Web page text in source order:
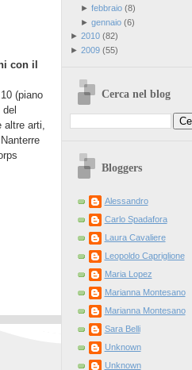
con il
(piano
del
arti,
► febbraio(8)
► gennaio(6)
► 2010(82)
► 2009(55)
Cerca nel blog
Bloggers
Alessandro
Carlo Spadafora
Laura Cavaliere
Leopoldo Capriglione
Maria Lopez
Marianna Montesano
Marianna Montesano
Sara Belli
Unknown
Unknown